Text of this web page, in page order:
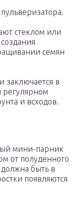
стеклом или
семян
заключается в
и всходов.
мини-парник
от полуденного
быть в
появляются